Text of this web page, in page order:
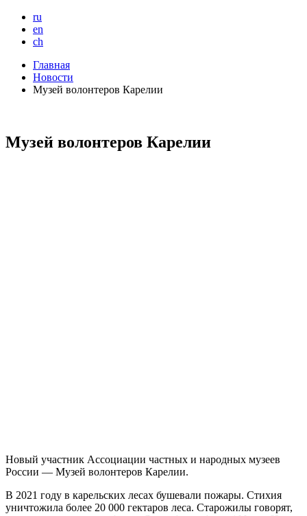
ru
en
ch
Главная
Новости
Музей волонтеров Карелии
Музей волонтеров Карелии
Новый участник Ассоциации частных и народных музеев
России — Музей волонтеров Карелии.
В 2021 году в карельских лесах бушевали пожары. Стихия
уничтожила более 20 000 гектаров леса. Старожилы говорят,